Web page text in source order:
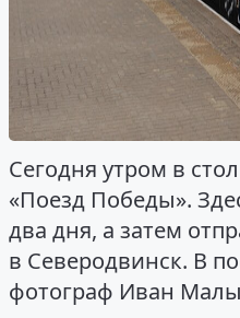
Сегодня утром в
«Поезд Победы».
два дня, а затем
в Северодвинск. В
фотограф Иван